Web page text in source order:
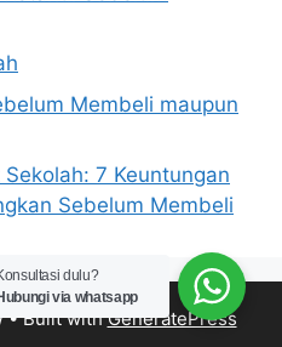
Membeli maupun
7 Keuntungan
Sebelum Membeli
• Built withGeneratePress
dulu?
via whatsapp